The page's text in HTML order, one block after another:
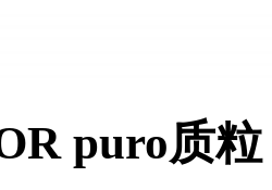
puro质